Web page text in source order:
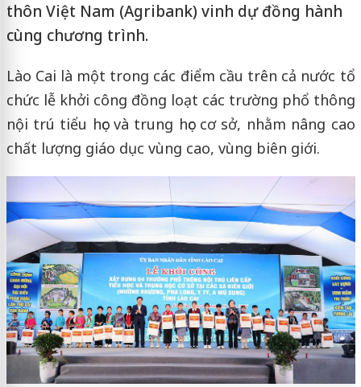
thôn Việt Nam (Agribank) vinh dự đồng hành
cùng chương trình.
Lào Cai là một trong các điểm cầu trên cả nước tổ
chức lễ khởi công đồng loạt các trường phổ thông
nội trú tiểu học và trung học cơ sở, nhằm nâng cao
chất lượng giáo dục vùng cao, vùng biên giới.